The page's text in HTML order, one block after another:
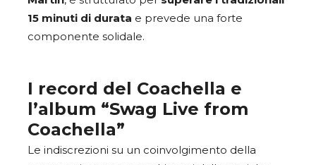
15 minuti di durata e prevede una forte
componente solidale.
I record del Coachella e
l’album “Swag Live from
Coachella”
Le indiscrezioni su un coinvolgimento della